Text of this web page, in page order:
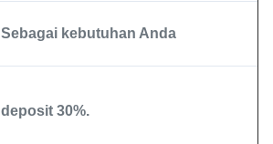
Sebagai kebutuhan Anda
deposit 30%.